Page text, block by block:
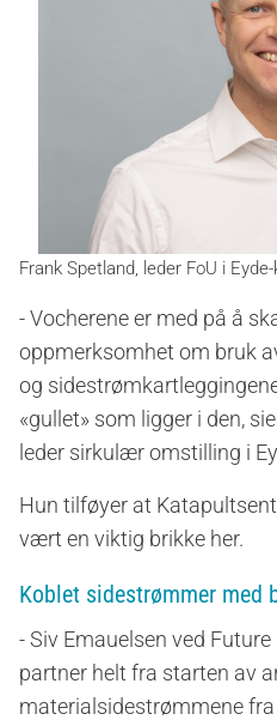
Frank Spetland, leder FoU i
- Vocherene er med på å
oppmerksomhet om bruk
og
«gullet» som ligger i den,
leder sirkulær omstilling i
Hun tilføyer at
vært en viktig brikke her.
Koblet sidestrømmer med
- Siv Emauelsen ved
partner helt fra starten av
materialsidestrømmene